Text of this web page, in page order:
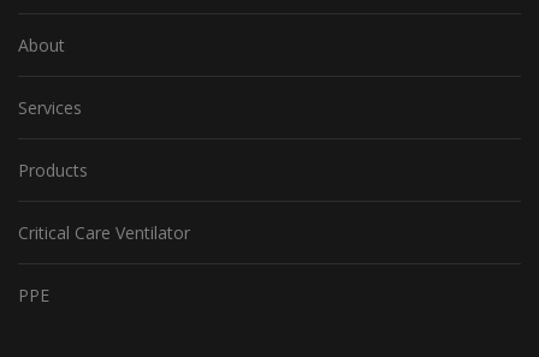
About
Services
Products
Critical Care Ventilator
PPE